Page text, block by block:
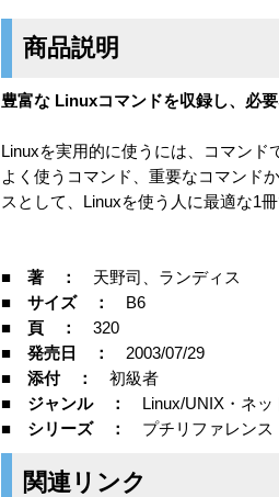
商品説明
豊富な Linuxコマンドを収録し、必
Linuxを実用的に使うには、コマンド
よく使うコマンド、重要なコマンド
スとして、Linuxを使う人に最適な1冊
■ 著 ： 天野司、ランディス
■ サイズ ：
B6
■ 頁 ： 320
■ 発売日 ： 2003/07/29
■ 添付 ： 初級者
■ ジャンル ：
Linux/UNIX・ネッ
■ シリーズ ： プチリファレンス
関連リンク